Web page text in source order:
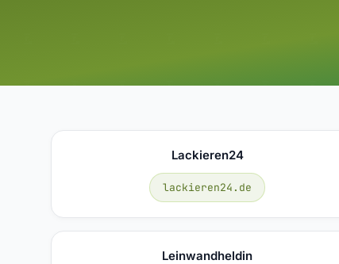
Lackieren24
lackieren24.de
Leinwandheldin